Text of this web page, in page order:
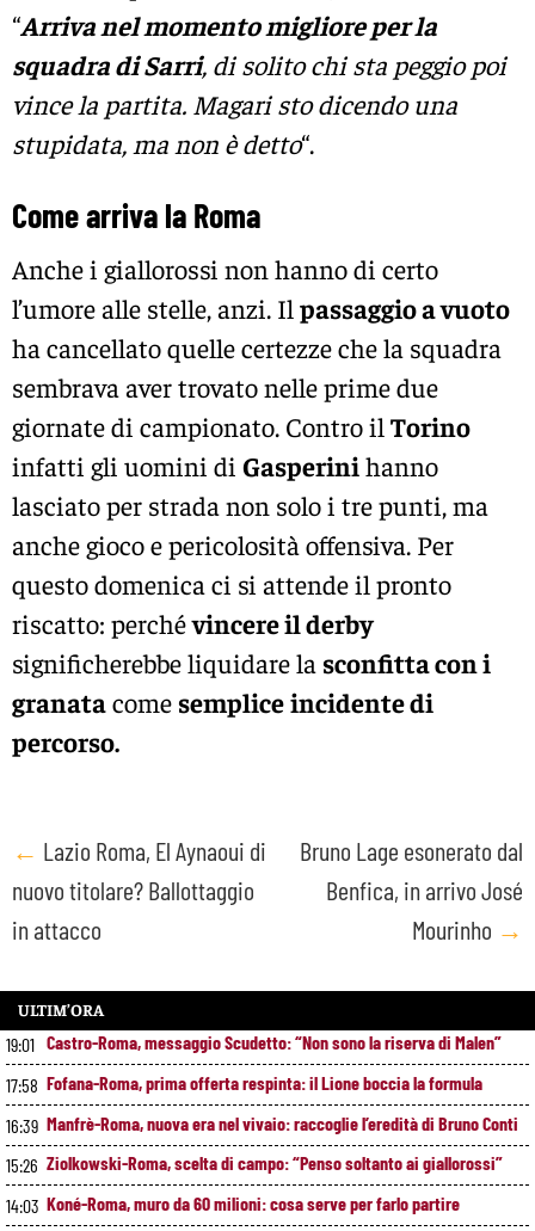
“Arriva nel momento migliore per la
squadra di Sarri, di solito chi sta peggio poi
vince la partita. Magari sto dicendo una
stupidata, ma non è detto“.
Come arriva la Roma
Anche i giallorossi non hanno di certo
l’umore alle stelle, anzi. Il passaggio a vuoto
ha cancellato quelle certezze che la squadra
sembrava aver trovato nelle prime due
giornate di campionato. Contro il Torino
infatti gli uomini di Gasperinihanno
lasciato per strada non solo i tre punti, ma
anche gioco e pericolosità offensiva. Per
questo domenica ci si attende il pronto
riscatto: perchévincere il derby
significherebbe liquidare la sconfitta con i
granatacome sempliceincidente di
percorso.
Post
navigation
← Lazio Roma, El Aynaoui di
nuovo titolare? Ballottaggio
in attacco
Bruno Lage esonerato dal
Benfica, in arrivo José
Mourinho →
ULTIM’ORA
19:01 Castro-Roma, messaggio Scudetto: “Non sono la riserva di Malen”
17:58 Fofana-Roma, prima offerta respinta: il Lione boccia la formula
16:39 Manfrè-Roma, nuova era nel vivaio: raccoglie l’eredità di Bruno Conti
15:26 Ziolkowski-Roma, scelta di campo: “Penso soltanto ai giallorossi”
14:03 Koné-Roma, muro da 60 milioni: cosa serve per farlo partire